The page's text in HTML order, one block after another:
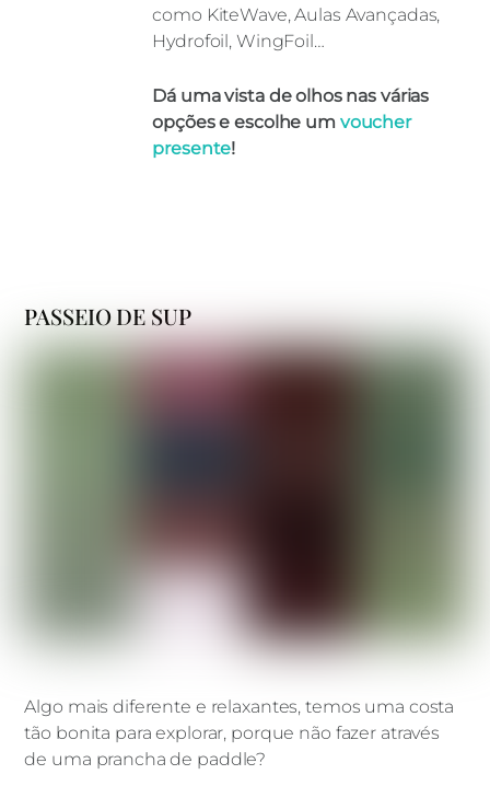
como KiteWave, Aulas Avançadas,
Hydrofoil, WingFoil…
Dá uma vista de olhos nas várias
opções e escolhe um voucher
presente!
PASSEIO DE SUP
Algo mais diferente e relaxantes, temos uma costa
tão bonita para explorar, porque não fazer através
de uma prancha de paddle?